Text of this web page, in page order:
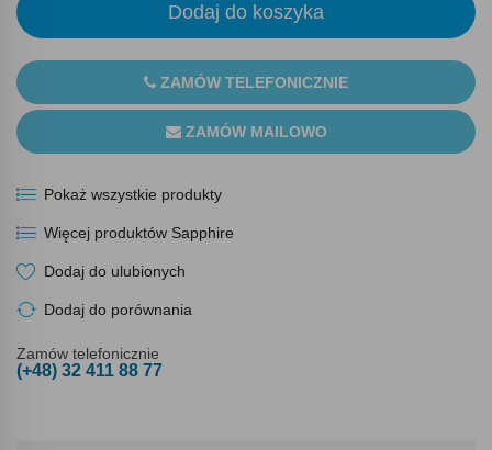
Dodaj do koszyka
ZAMÓW TELEFONICZNIE
ZAMÓW MAILOWO
Pokaż wszystkie produkty
Więcej produktów Sapphire
Dodaj do ulubionych
Dodaj do porównania
Zamów telefonicznie
(+48) 32 411 88 77